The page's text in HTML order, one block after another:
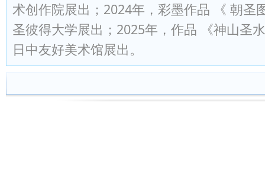
术创作院展出 ； 2024年，彩墨作品 《 朝圣
圣彼得大学展出； 2025年，作品 《神山圣
日中友好美术馆展出。